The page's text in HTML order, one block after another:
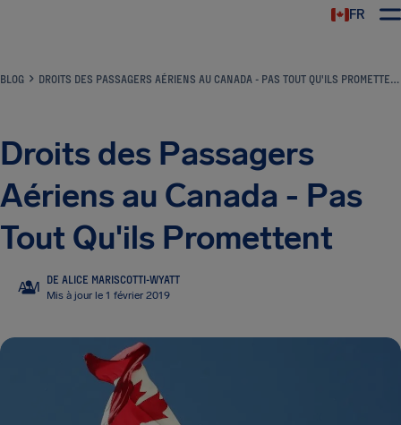
FR
BLOG DROITS DES PASSAGERS AÉRIENS AU CANADA - PAS TOUT QU'ILS PROMETTENT
Droits des Passagers
Aériens au Canada - Pas
Tout Qu'ils Promettent
AM
DE ALICE MARISCOTTI-WYATT
Mis à jour le 1 février 2019